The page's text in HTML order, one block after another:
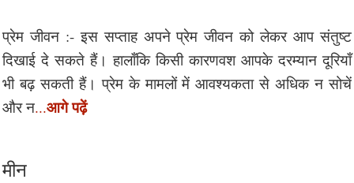
प्रेम जीवन :- इस सप्ताह अपने प्रेम जीवन को लेकर आप संतुष्ट
दिखाई दे सकते हैं। हालाँकि किसी कारणवश आपके दरम्यान दूरियाँ
भी बढ़ सकती हैं। प्रेम के मामलों में आवश्यकता से अधिक न सोचें
और न...आगे पढ़ें
मीन